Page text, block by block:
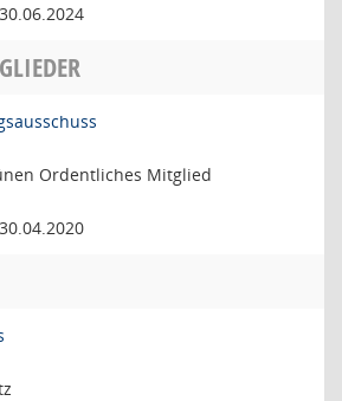
Ordentliches Mitglied